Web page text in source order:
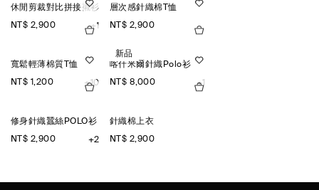
休閒剪裁對比拼接襯衫
NT$ 2,900 +1
層次感針織棉T恤
NT$ 2,900
寬鬆輕薄棉質T恤
NT$ 1,200 +10
新品
喀什米爾針織Polo衫
NT$ 8,000 +1
修身針織蠶絲POLO衫
NT$ 2,900 +2
針織棉上衣
NT$ 2,900